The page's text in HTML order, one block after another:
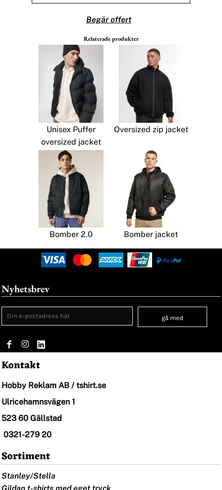
Begär offert
Relaterade produkter
Unisex Puffer
oversized jacket
Oversized zip jacket
Bomber 2.0 Bomber jacket
Nyhetsbrev
gå med
Kontakt
Hobby Reklam AB / tshirt.se
Ulricehamnsvägen 1
523 60 Gällstad
0321-279 20
Sortiment
Stanley/Stella